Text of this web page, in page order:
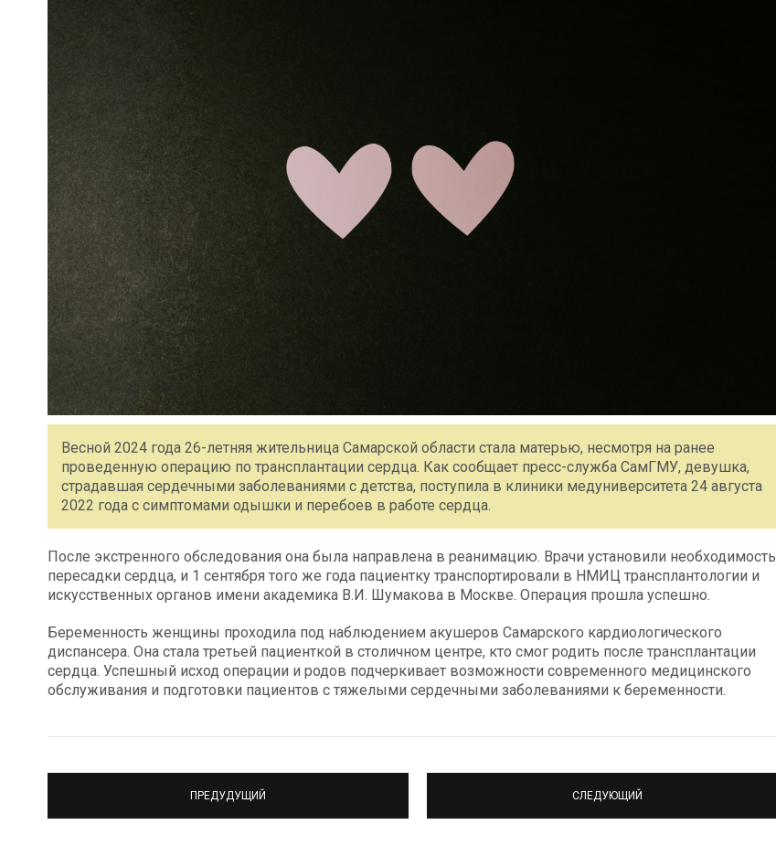
Весной 2024 года 26-летняя жительница Самарской области стала матерью, несмотря на ранее
проведенную операцию по трансплантации сердца. Как сообщает пресс-служба СамГМУ, девушка,
страдавшая сердечными заболеваниями с детства, поступила в клиники медуниверситета 24 августа
2022 года с симптомами одышки и перебоев в работе сердца.
После экстренного обследования она была направлена в реанимацию. Врачи установили необходимость
пересадки сердца, и 1 сентября того же года пациентку транспортировали в НМИЦ трансплантологии и
искусственных органов имени академика В.И. Шумакова в Москве. Операция прошла успешно.
Беременность женщины проходила под наблюдением акушеров Самарского кардиологического
диспансера. Она стала третьей пациенткой в столичном центре, кто смог родить после трансплантации
сердца. Успешный исход операции и родов подчеркивает возможности современного медицинского
обслуживания и подготовки пациентов с тяжелыми сердечными заболеваниями к беременности.
ПРЕДУДУЩИЙ СЛЕДУЮЩИЙ